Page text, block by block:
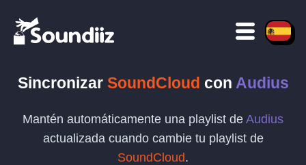
Sincronizar SoundCloud con Audius
Mantén automáticamente una playlist de Audius
actualizada cuando cambie tu playlist de
SoundCloud.